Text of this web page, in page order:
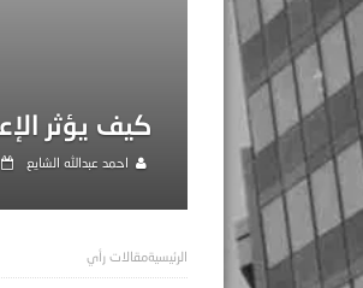
كيف يؤثر
احمد عبدالله الشايع
مقالات رأي